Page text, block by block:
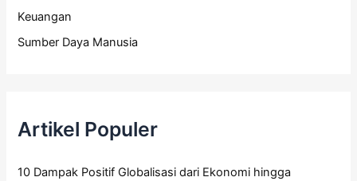
Keuangan
Sumber Daya Manusia
Artikel Populer
10 Dampak Positif Globalisasi dari Ekonomi hingga